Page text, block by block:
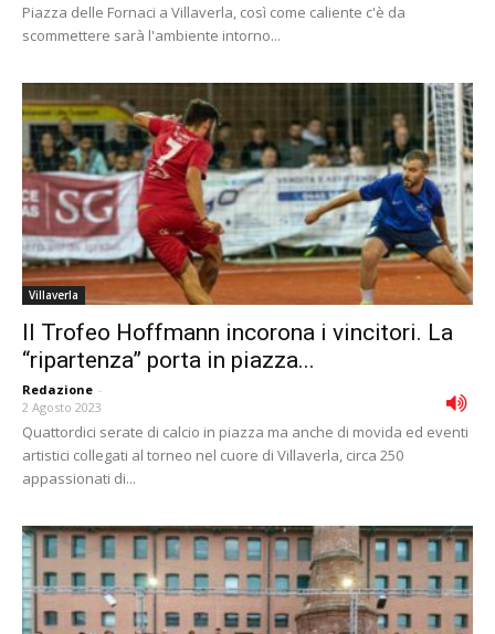
Piazza delle Fornaci a Villaverla, così come caliente c'è da
scommettere sarà l'ambiente intorno...
Villaverla
Il Trofeo Hoffmann incorona i vincitori. La
“ripartenza” porta in piazza...
Redazione -
2 Agosto 2023
Quattordici serate di calcio in piazza ma anche di movida ed eventi
artistici collegati al torneo nel cuore di Villaverla, circa 250
appassionati di...